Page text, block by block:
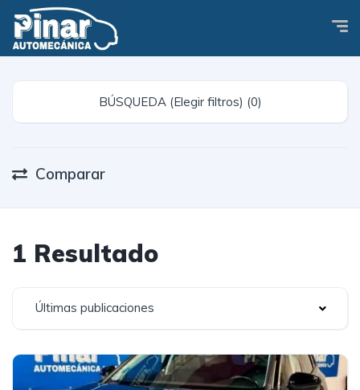
BÚSQUEDA (Elegir filtros) (0)
Comparar
1 Resultado
Últimas publicaciones